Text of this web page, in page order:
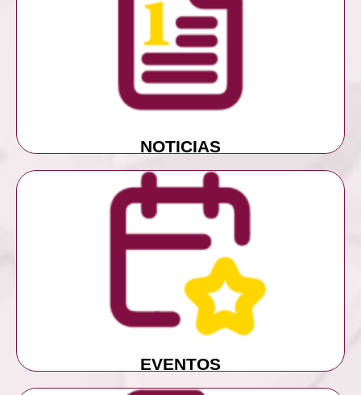
NOTICIAS
NOTICIAS
MÁS INFORMACIÓN
EVENTOS
EVENTOS
MÁS INFORMACIÓN